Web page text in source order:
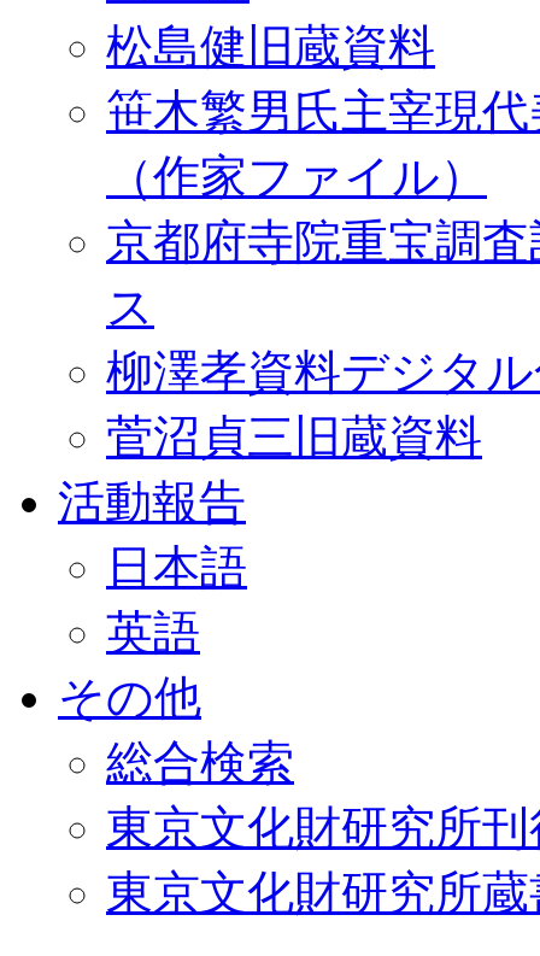
松島健旧蔵資料
笹木繁男氏主宰現
（作家ファイル）
京都府寺院重宝調
ス
柳澤孝資料デジタ
菅沼貞三旧蔵資料
活動報告
日本語
英語
その他
総合検索
東京文化財研究所
東京文化財研究所